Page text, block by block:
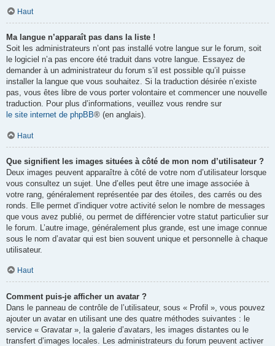
Haut
Ma langue n’apparaît pas dans la liste !
Soit les administrateurs n’ont pas installé votre langue sur le forum, soit
le logiciel n’a pas encore été traduit dans votre langue. Essayez de
demander à un administrateur du forum s’il est possible qu’il puisse
installer la langue que vous souhaitez. Si la traduction désirée n’existe
pas, vous êtes libre de vous porter volontaire et commencer une nouvelle
traduction. Pour plus d’informations, veuillez vous rendre sur
le site internet de phpBB® (en anglais).
Haut
Que signifient les images situées à côté de mon nom d’utilisateur ?
Deux images peuvent apparaître à côté de votre nom d’utilisateur lorsque
vous consultez un sujet. Une d’elles peut être une image associée à
votre rang, généralement représentée par des étoiles, des carrés ou des
ronds. Elle permet d’indiquer votre activité selon le nombre de messages
que vous avez publié, ou permet de différencier votre statut particulier sur
le forum. L’autre image, généralement plus grande, est une image connue
sous le nom d’avatar qui est bien souvent unique et personnelle à chaque
utilisateur.
Haut
Comment puis-je afficher un avatar ?
Dans le panneau de contrôle de l’utilisateur, sous « Profil », vous pouvez
ajouter un avatar en utilisant une des quatre méthodes suivantes : le
service « Gravatar », la galerie d’avatars, les images distantes ou le
transfert d’images locales. Les administrateurs du forum peuvent activer